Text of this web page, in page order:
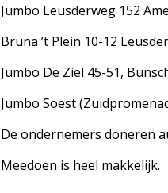
Jumbo Leusderweg 152
Bruna ’t Plein 10-12
Jumbo De Ziel 45-51,
Jumbo Soest
De ondernemers doneren
Meedoen is heel makkelijk.